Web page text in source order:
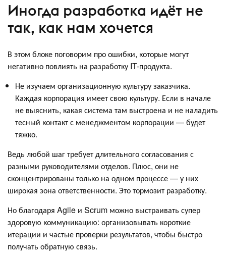
Иногда разработка идёт не
так, как нам хочется
В этом блоке поговорим про ошибки, которые могут
негативно повлиять на разработку IT-продукта.
Не изучаем организационную культуру заказчика.
Каждая корпорация имеет свою культуру. Если в начале
не выяснить, какая система там выстроена и не наладить
тесный контакт с менеджментом корпорации — будет
тяжко.
Ведь любой шаг требует длительного согласования с
разными руководителями отделов. Плюс, они не
сконцентрированы только на одном процессе — у них
широкая зона ответственности. Это тормозит разработку.
Но благодаря Agile и Scrum можно выстраивать супер
здоровую коммуникацию: организовывать короткие
итерации и частые проверки результатов, чтобы быстро
получать обратную связь.